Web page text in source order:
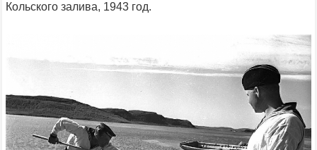
Кольского залива, 1943 год.